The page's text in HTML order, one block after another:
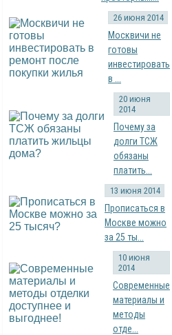
26 июня 2014
Москвичи не
готовы
инвестировать
в ...
20 июня
2014
Почему за
долги ТСЖ
обязаны
платить...
13 июня 2014
Прописаться в
Москве можно
за 25 ты...
10 июня
2014
Современные
материалы и
методы
отде...